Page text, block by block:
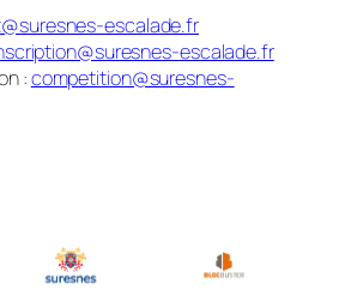
escalade.fr
escalade.fr
:competition@suresnes-